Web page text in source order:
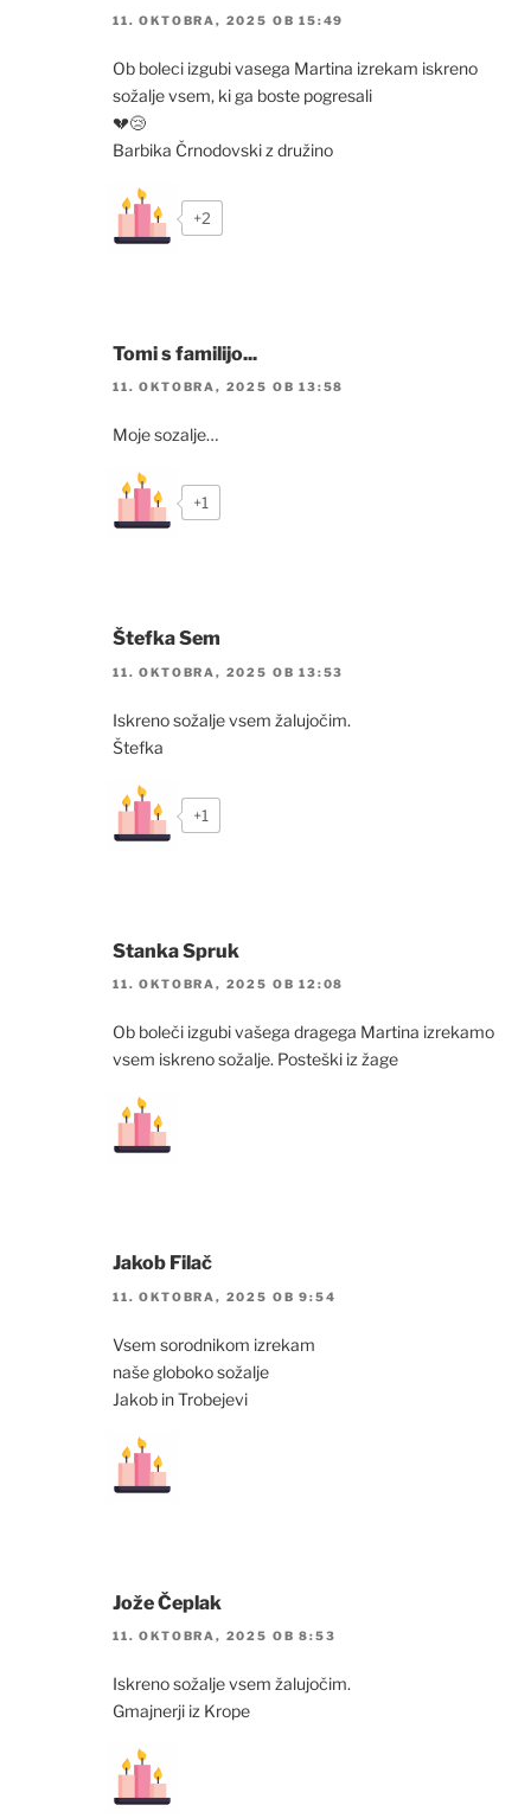
11. OKTOBRA, 2025 OB 15:49
Ob boleci izgubi vasega Martina izrekam iskreno
sožalje vsem, ki ga boste pogresali
💔😢
Barbika Črnodovski z družino
+2
Tomi s familijo...
11. OKTOBRA, 2025 OB 13:58
Moje sozalje…
+1
Štefka Sem
11. OKTOBRA, 2025 OB 13:53
Iskreno sožalje vsem žalujočim.
Štefka
+1
Stanka Spruk
11. OKTOBRA, 2025 OB 12:08
Ob boleči izgubi vašega dragega Martina izrekamo
vsem iskreno sožalje. Posteški iz žage
Jakob Filač
11. OKTOBRA, 2025 OB 9:54
Vsem sorodnikom izrekam
naše globoko sožalje
Jakob in Trobejevi
Jože Čeplak
11. OKTOBRA, 2025 OB 8:53
Iskreno sožalje vsem žalujočim.
Gmajnerji iz Krope